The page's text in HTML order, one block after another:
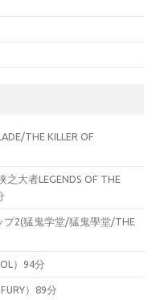
THE KILLER OF
大者LEGENDS OF THE
プ2(猛鬼学堂/猛鬼學堂/THE
）94分
）89分